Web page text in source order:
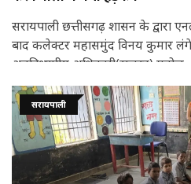
सरायपाली छत्तीसगढ़ शासन के द्वारा
बाद कलेक्टर महासमुंद विनय कुमार
अनुविभागीय अधिकारी(राजस्व) मनोज
सरायपाली